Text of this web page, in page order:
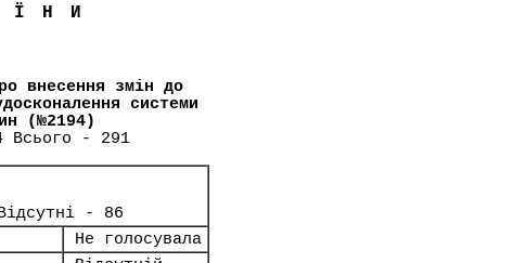
внесення змін до
системи
(№2194)
Всього - 291
- 86
Не голосувала